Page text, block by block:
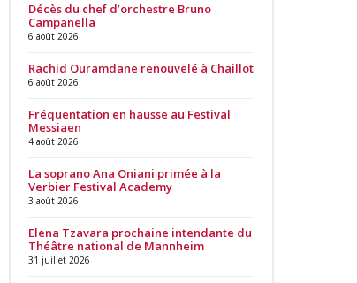
Décès du chef d’orchestre Bruno
Campanella
6 août 2026
Rachid Ouramdane renouvelé à Chaillot
6 août 2026
Fréquentation en hausse au Festival
Messiaen
4 août 2026
La soprano Ana Oniani primée à la
Verbier Festival Academy
3 août 2026
Elena Tzavara prochaine intendante du
Théâtre national de Mannheim
31 juillet 2026